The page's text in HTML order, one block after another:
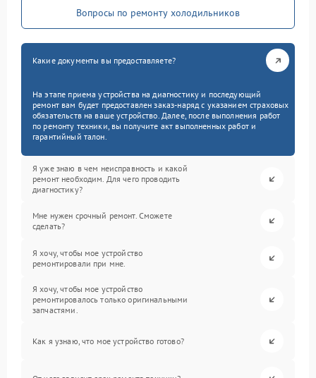
Вопросы по ремонту холодильников
Какие документы вы предоставляете?
На этапе приема устройства на диагностику и последующий
ремонт вам будет предоставлен заказ-наряд с указанием страховых
обязательств на ваше устройство. Далее, после выполнения работ
по ремонту техники, вы получите акт выполненных работ и
гарантийный талон.
Я уже знаю в чем неисправность и какой
ремонт необходим. Для чего проводить
диагностику?
Мне нужен срочный ремонт. Сможете
сделать?
Я хочу, чтобы мое устройство
ремонтировали при мне.
Я хочу, чтобы мое устройство
ремонтировалось только оригинальными
запчастями.
Как я узнаю, что мое устройство готово?